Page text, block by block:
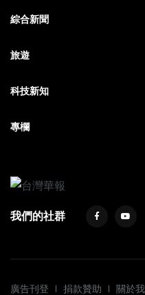
綜合新聞
旅遊
科技新知
專欄
我們的社群
廣告刊登 捐款贊助 關於